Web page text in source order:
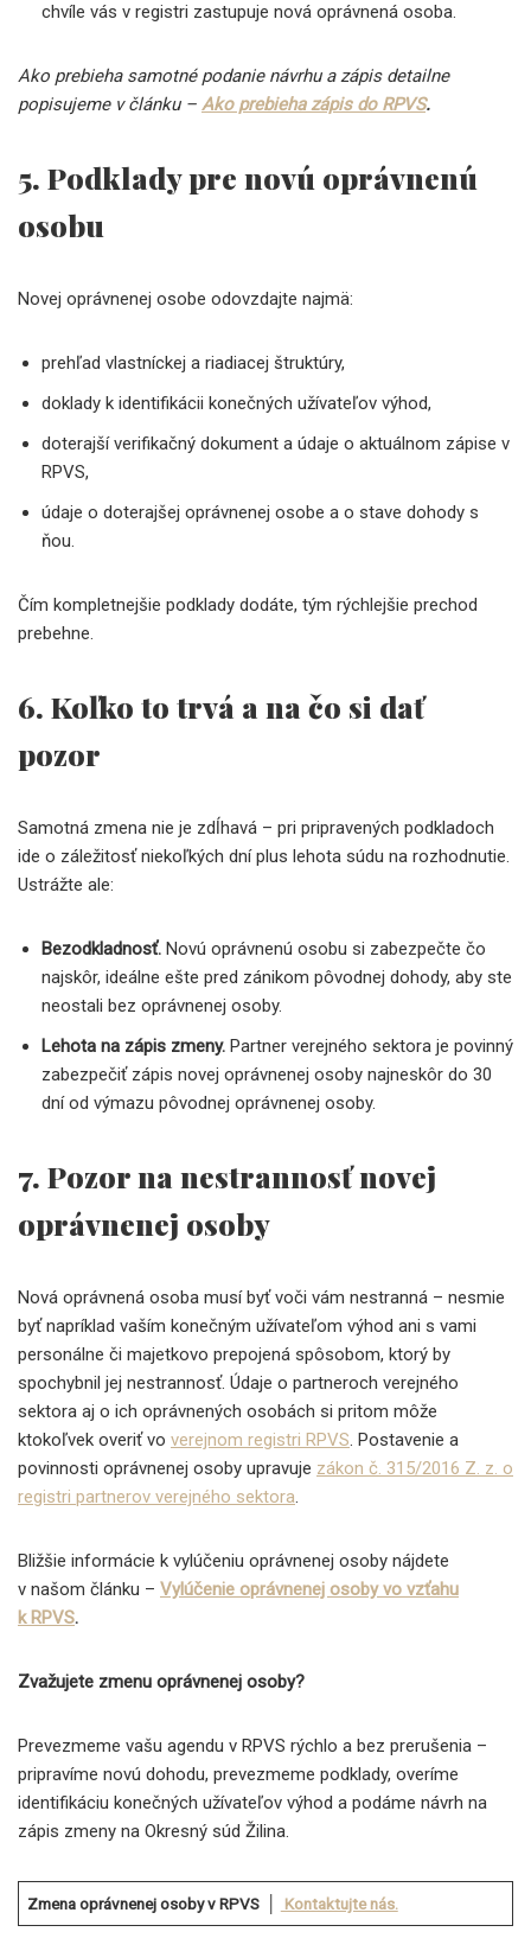
chvíle vás v registri zastupuje nová oprávnená osoba.
Ako prebieha samotné podanie návrhu a zápis detailne
popisujeme v článku – Ako prebieha zápis do RPVS.
5. Podklady pre novú oprávnenú
osobu
Novej oprávnenej osobe odovzdajte najmä:
prehľad vlastníckej a riadiacej štruktúry,
doklady k identifikácii konečných užívateľov výhod,
doterajší verifikačný dokument a údaje o aktuálnom zápise v
RPVS,
údaje o doterajšej oprávnenej osobe a o stave dohody s
ňou.
Čím kompletnejšie podklady dodáte, tým rýchlejšie prechod
prebehne.
6. Koľko to trvá a na čo si dať
pozor
Samotná zmena nie je zdĺhavá – pri pripravených podkladoch
ide o záležitosť niekoľkých dní plus lehota súdu na rozhodnutie.
Ustrážte ale:
Bezodkladnosť. Novú oprávnenú osobu si zabezpečte čo
najskôr, ideálne ešte pred zánikom pôvodnej dohody, aby ste
neostali bez oprávnenej osoby.
Lehota na zápis zmeny. Partner verejného sektora je povinný
zabezpečiť zápis novej oprávnenej osoby najneskôr do 30
dní od výmazu pôvodnej oprávnenej osoby.
7. Pozor na nestrannosť novej
oprávnenej osoby
Nová oprávnená osoba musí byť voči vám nestranná – nesmie
byť napríklad vaším konečným užívateľom výhod ani s vami
personálne či majetkovo prepojená spôsobom, ktorý by
spochybnil jej nestrannosť. Údaje o partneroch verejného
sektora aj o ich oprávnených osobách si pritom môže
ktokoľvek overiť vo verejnom registri RPVS. Postavenie a
povinnosti oprávnenej osoby upravuje zákon č. 315/2016 Z. z. o
registri partnerov verejného sektora.
Bližšie informácie k vylúčeniu oprávnenej osoby nájdete
v našom článku – Vylúčenie oprávnenej osoby vo vzťahu
k RPVS.
Zvažujete zmenu oprávnenej osoby?
Prevezmeme vašu agendu v RPVS rýchlo a bez prerušenia –
pripravíme novú dohodu, prevezmeme podklady, overíme
identifikáciu konečných užívateľov výhod a podáme návrh na
zápis zmeny na Okresný súd Žilina.
Zmena oprávnenej osoby v RPVS │ Kontaktujte nás.